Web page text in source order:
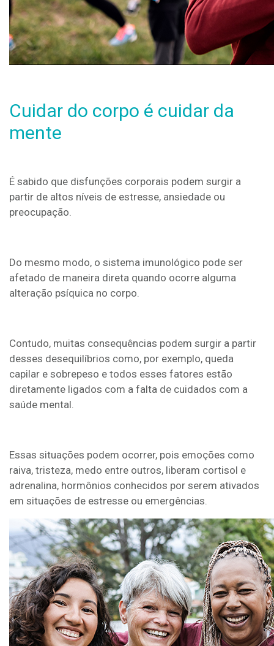
Cuidar do corpo é cuidar da
mente
É sabido que disfunções corporais podem surgir a
partir de altos níveis de estresse, ansiedade ou
preocupação.
Do mesmo modo, o sistema imunológico pode ser
afetado de maneira direta quando ocorre alguma
alteração psíquica no corpo.
Contudo, muitas consequências podem surgir a partir
desses desequilíbrios como, por exemplo, queda
capilar e sobrepeso e todos esses fatores estão
diretamente ligados com a falta de cuidados com a
saúde mental.
Essas situações podem ocorrer, pois emoções como
raiva, tristeza, medo entre outros, liberam cortisol e
adrenalina, hormônios conhecidos por serem ativados
em situações de estresse ou emergências.